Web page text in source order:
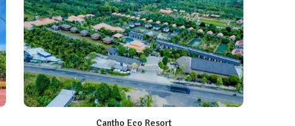
Cantho Eco Resort